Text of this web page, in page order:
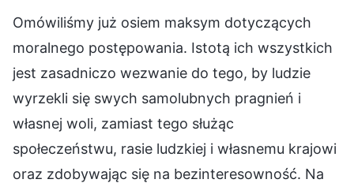
Omówiliśmy już osiem maksym dotyczących
moralnego postępowania. Istotą ich wszystkich
jest zasadniczo wezwanie do tego, by ludzie
wyrzekli się swych samolubnych pragnień i
własnej woli, zamiast tego służąc
społeczeństwu, rasie ludzkiej i własnemu krajowi
oraz zdobywając się na bezinteresowność. Na